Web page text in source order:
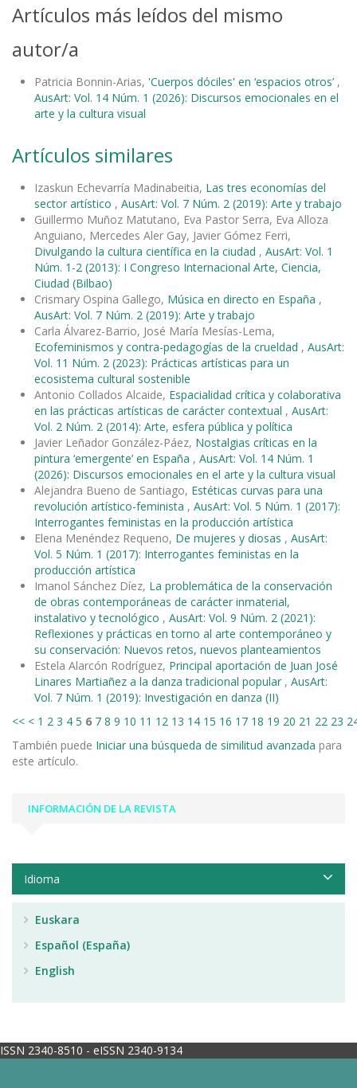
Artículos más leídos del mismo
autor/a
Patricia Bonnin-Arias, 'Cuerpos dóciles' en ‘espacios otros’ ,
AusArt: Vol. 14 Núm. 1 (2026): Discursos emocionales en el
arte y la cultura visual
Artículos similares
Izaskun Echevarría Madinabeitia, Las tres economías del
sector artístico , AusArt: Vol. 7 Núm. 2 (2019): Arte y trabajo
Guillermo Muñoz Matutano, Eva Pastor Serra, Eva Alloza
Anguiano, Mercedes Aler Gay, Javier Gómez Ferri,
Divulgando la cultura científica en la ciudad , AusArt: Vol. 1
Núm. 1-2 (2013): I Congreso Internacional Arte, Ciencia,
Ciudad (Bilbao)
Crismary Ospina Gallego, Música en directo en España ,
AusArt: Vol. 7 Núm. 2 (2019): Arte y trabajo
Carla Álvarez-Barrio, José María Mesías-Lema,
Ecofeminismos y contra-pedagogías de la crueldad , AusArt:
Vol. 11 Núm. 2 (2023): Prácticas artísticas para un
ecosistema cultural sostenible
Antonio Collados Alcaide, Espacialidad crítica y colaborativa
en las prácticas artísticas de carácter contextual , AusArt:
Vol. 2 Núm. 2 (2014): Arte, esfera pública y política
Javier Leñador González-Páez, Nostalgias críticas en la
pintura ‘emergente’ en España , AusArt: Vol. 14 Núm. 1
(2026): Discursos emocionales en el arte y la cultura visual
Alejandra Bueno de Santiago, Estéticas curvas para una
revolución artístico-feminista , AusArt: Vol. 5 Núm. 1 (2017):
Interrogantes feministas en la producción artística
Elena Menéndez Requeno, De mujeres y diosas , AusArt:
Vol. 5 Núm. 1 (2017): Interrogantes feministas en la
producción artística
Imanol Sánchez Díez, La problemática de la conservación
de obras contemporáneas de carácter inmaterial,
instalativo y tecnológico , AusArt: Vol. 9 Núm. 2 (2021):
Reflexiones y prácticas en torno al arte contemporáneo y
su conservación: Nuevos retos, nuevos planteamientos
Estela Alarcón Rodríguez, Principal aportación de Juan José
Linares Martiañez a la danza tradicional popular , AusArt:
Vol. 7 Núm. 1 (2019): Investigación en danza (II)
<< < 1 2 3 4 5 6 7 8 9 10 11 12 13 14 15 16 17 18 19 20 21 22 23
También puede Iniciar una búsqueda de similitud avanzada para
este artículo.
INFORMACIÓN DE LA REVISTA
Idioma
Euskara
Español (España)
English
ISSN 2340-8510 - eISSN 2340-9134